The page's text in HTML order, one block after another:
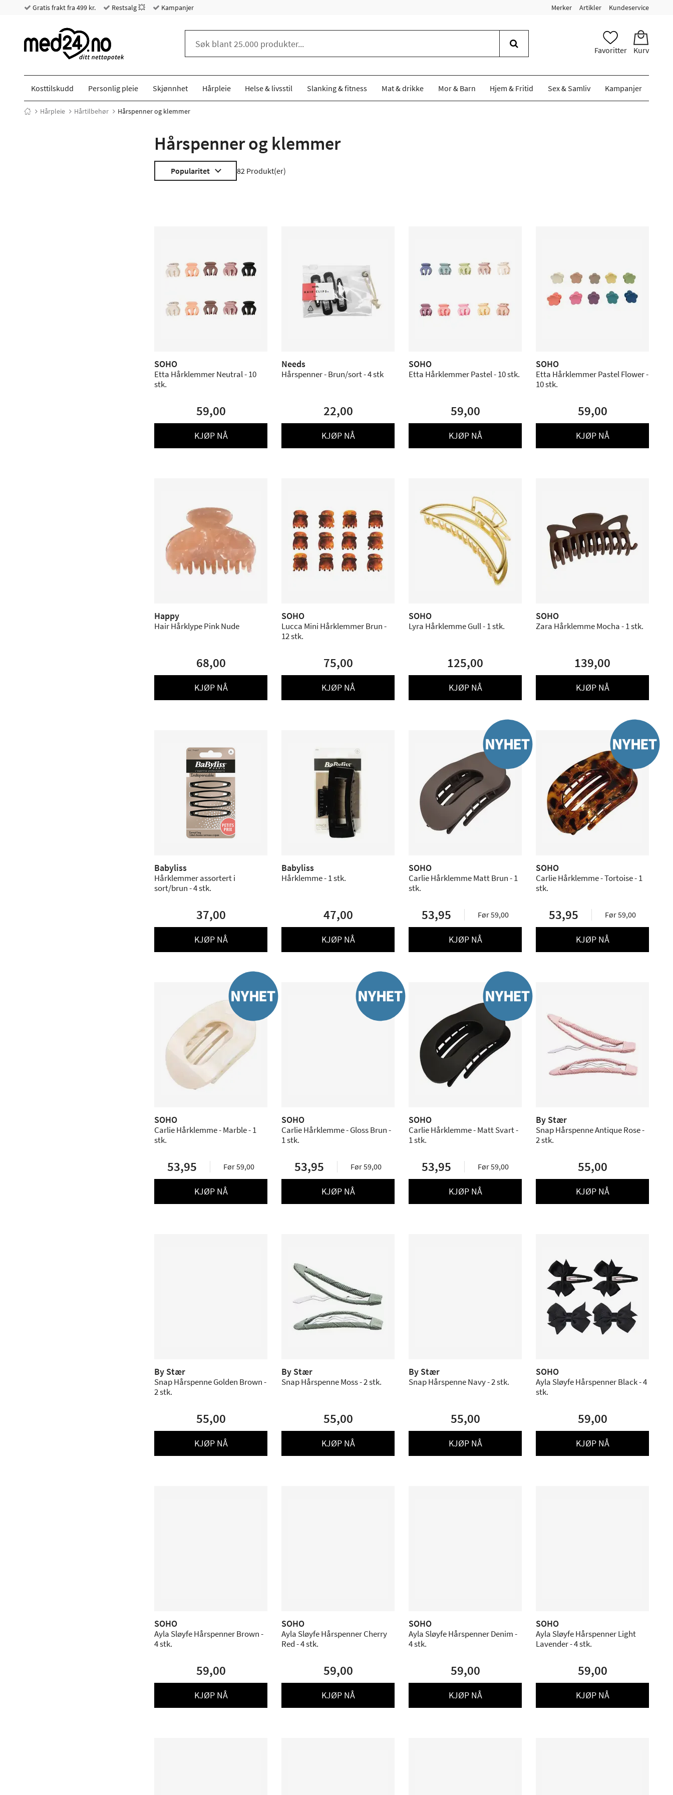
Gratis frakt fra 499 kr. Restsalg 💥 Kampanjer Merker Artikler Kundeservice
Favoritter Kurv
Kosttilskudd Personlig pleie Skjønnhet Hårpleie Helse & livsstil Slanking & fitness Mat & drikke Mor & Barn Hjem & Fritid Sex & Samliv Kampanjer
Hårpleie Hårtilbehør Hårspenner og klemmer
Hårspenner og klemmer
Popularitet 82 Produkt(er)
SOHO
Etta Hårklemmer Neutral - 10
stk.
59,00
KJØP NÅ
Needs
Hårspenner - Brun/sort - 4 stk
22,00
KJØP NÅ
SOHO
Etta Hårklemmer Pastel - 10 stk.
59,00
KJØP NÅ
SOHO
Etta Hårklemmer Pastel Flower -
10 stk.
59,00
KJØP NÅ
Happy
Hair Hårklype Pink Nude
68,00
KJØP NÅ
SOHO
Lucca Mini Hårklemmer Brun -
12 stk.
75,00
KJØP NÅ
SOHO
Lyra Hårklemme Gull - 1 stk.
125,00
KJØP NÅ
SOHO
Zara Hårklemme Mocha - 1 stk.
139,00
KJØP NÅ
Babyliss
Hårklemmer assortert i
sort/brun - 4 stk.
37,00
KJØP NÅ
Babyliss
Hårklemme - 1 stk.
47,00
KJØP NÅ
SOHO
Carlie Hårklemme Matt Brun - 1
stk.
53,95 Før 59,00
KJØP NÅ
SOHO
Carlie Hårklemme - Tortoise - 1
stk.
53,95 Før 59,00
KJØP NÅ
SOHO
Carlie Hårklemme - Marble - 1
stk.
53,95 Før 59,00
KJØP NÅ
SOHO
Carlie Hårklemme - Gloss Brun -
1 stk.
53,95 Før 59,00
KJØP NÅ
SOHO
Carlie Hårklemme - Matt Svart -
1 stk.
53,95 Før 59,00
KJØP NÅ
By Stær
Snap Hårspenne Antique Rose -
2 stk.
55,00
KJØP NÅ
By Stær
Snap Hårspenne Golden Brown -
2 stk.
55,00
KJØP NÅ
By Stær
Snap Hårspenne Moss - 2 stk.
55,00
KJØP NÅ
By Stær
Snap Hårspenne Navy - 2 stk.
55,00
KJØP NÅ
SOHO
Ayla Sløyfe Hårspenner Black - 4
stk.
59,00
KJØP NÅ
SOHO
Ayla Sløyfe Hårspenner Brown -
4 stk.
59,00
KJØP NÅ
SOHO
Ayla Sløyfe Hårspenner Cherry
Red - 4 stk.
59,00
KJØP NÅ
SOHO
Ayla Sløyfe Hårspenner Denim -
4 stk.
59,00
KJØP NÅ
SOHO
Ayla Sløyfe Hårspenner Light
Lavender - 4 stk.
59,00
KJØP NÅ